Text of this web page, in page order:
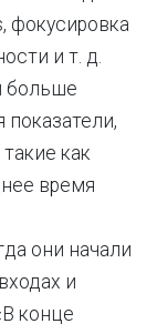
фокусировка
и т. д.
больше
показатели,
как
время
они начали
и
конце